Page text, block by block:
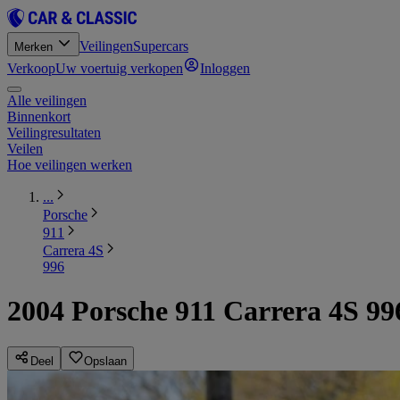
Merken VeilingenSupercars
VerkoopUw voertuig verkopen Inloggen
Alle veilingen
Binnenkort
Veilingresultaten
Veilen
Hoe veilingen werken
...
Porsche
911
Carrera 4S
996
2004 Porsche 911 Carrera 4S
Deel Opslaan